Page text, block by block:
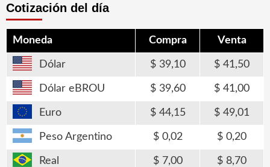
Cotización del día
Moneda Compra Venta
Dólar 39,10 41,50
Dólar eBROU 39,60 41,00
Euro 44,15 49,01
Peso Argentino 0,02 0,20
Real 7,00 8,70